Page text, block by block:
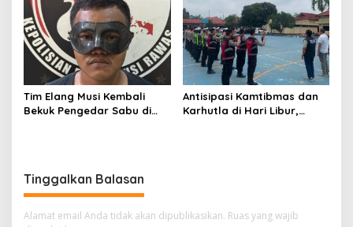
Tim Elang Musi Kembali
Bekuk Pengedar Sabu di
Antisipasi Kamtibmas dan
Karhutla di Hari Libur,
Tinggalkan Balasan
Alamat email Anda tidak akan dipublikasikan. Ruas yang wajib